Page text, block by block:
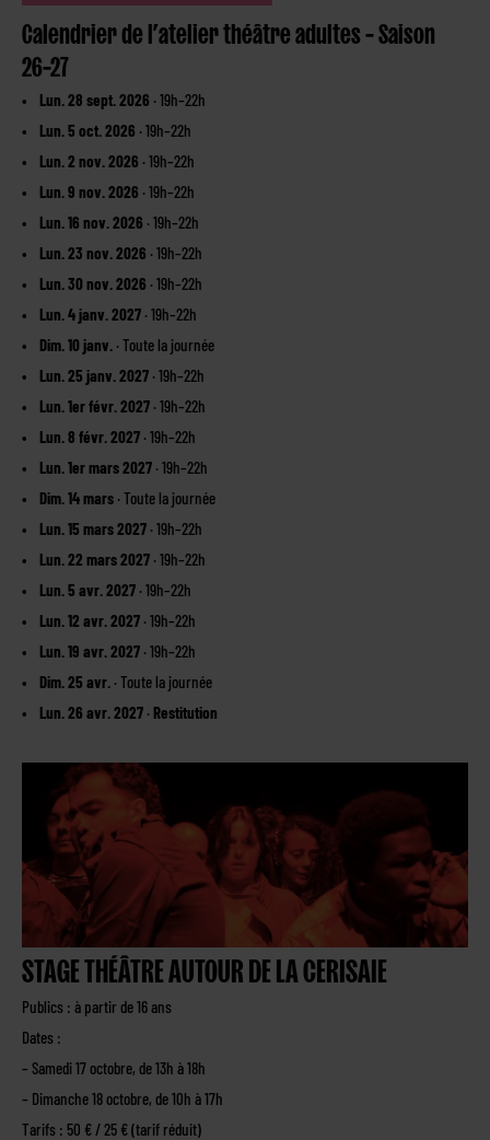
Calendrier de l’atelier théâtre adultes – Saison
26–27
Lun. 28 sept. 2026 · 19h–22h
Lun. 5 oct. 2026 · 19h–22h
Lun. 2 nov. 2026 · 19h–22h
Lun. 9 nov. 2026 · 19h–22h
Lun. 16 nov. 2026 · 19h–22h
Lun. 23 nov. 2026 · 19h–22h
Lun. 30 nov. 2026 · 19h–22h
Lun. 4 janv. 2027 · 19h–22h
Dim. 10 janv. · Toute la journée
Lun. 25 janv. 2027 · 19h–22h
Lun. 1er févr. 2027 · 19h–22h
Lun. 8 févr. 2027 · 19h–22h
Lun. 1er mars 2027 · 19h–22h
Dim. 14 mars · Toute la journée
Lun. 15 mars 2027 · 19h–22h
Lun. 22 mars 2027 · 19h–22h
Lun. 5 avr. 2027 · 19h–22h
Lun. 12 avr. 2027 · 19h–22h
Lun. 19 avr. 2027 · 19h–22h
Dim. 25 avr. · Toute la journée
Lun. 26 avr. 2027 · Restitution
STAGE THÉÂTRE AUTOUR DE LA CERISAIE
Publics : à partir de 16 ans
Dates :
– Samedi 17 octobre, de 13h à 18h
– Dimanche 18 octobre, de 10h à 17h
Tarifs : 50 € / 25 € (tarif réduit)